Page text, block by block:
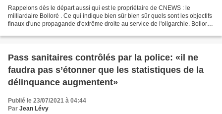
Rappelons dès le départ aussi qui est le propriétaire de CNEWS : le
milliardaire Bolloré . Ce qui indique bien sûr bien sûr quels sont les objectifs
finaux d'une propagande d'extrême droite au service de l'oligarchie. Bolloré
Pass sanitaires contrôlés par la police: «il ne
faudra pas s’étonner que les statistiques de la
délinquance augmentent»
Publié le 23/07/2021 à 04:44
Par Jean Lévy